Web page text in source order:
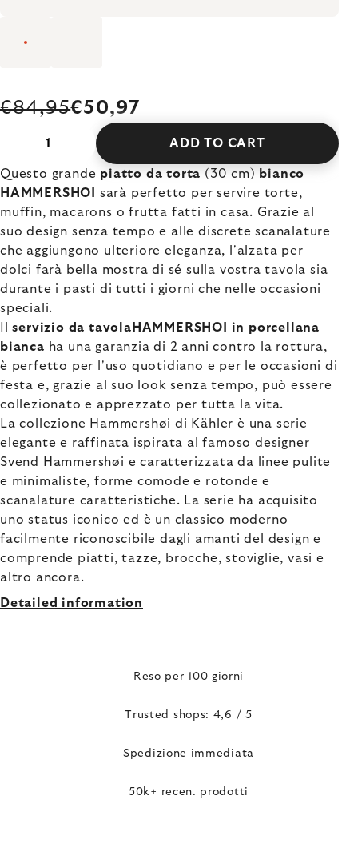
€84,95€50,97
ADD TO CART
Questo grande piatto da torta (30 cm) bianco
HAMMERSHOI sarà perfetto per servire torte,
muffin, macarons o frutta fatti in casa. Grazie al
suo design senza tempo e alle discrete scanalature
che aggiungono ulteriore eleganza, l'alzata per
dolci farà bella mostra di sé sulla vostra tavola sia
durante i pasti di tutti i giorni che nelle occasioni
speciali.
Ilservizio da tavolaHAMMERSHOI in porcellana
bianca ha una garanzia di 2 anni contro la rottura,
è perfetto per l'uso quotidiano e per le occasioni di
festa e, grazie al suo look senza tempo, può essere
collezionato e apprezzato per tutta la vita.
La collezione Hammershøi di Kähler è una serie
elegante e raffinata ispirata al famoso designer
Svend Hammershøi e caratterizzata da linee pulite
e minimaliste, forme comode e rotonde e
scanalature caratteristiche. La serie ha acquisito
uno status iconico ed è un classico moderno
facilmente riconoscibile dagli amanti del design e
comprende piatti, tazze, brocche, stoviglie, vasi e
altro ancora.
Detailed information
Reso per 100 giorni
Trusted shops: 4,6 / 5
Spedizione immediata
50k+ recen. prodotti